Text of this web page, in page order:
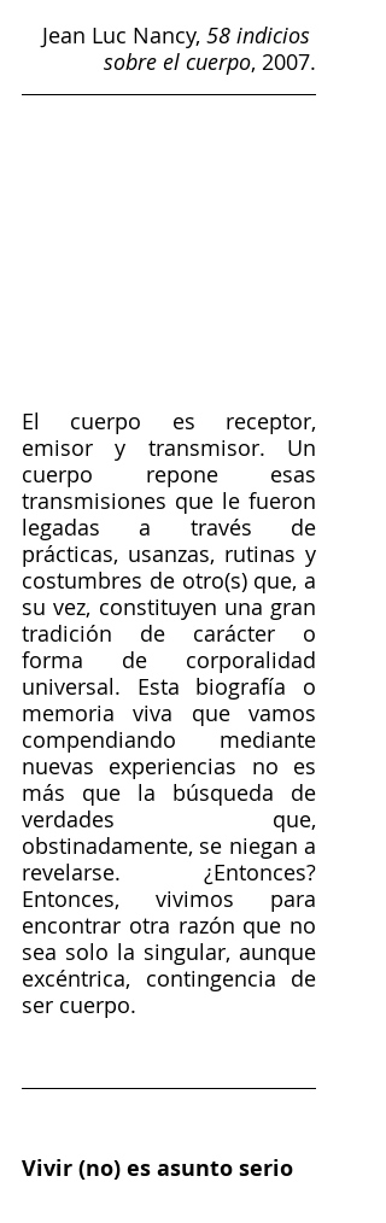
Jean Luc Nancy, 58 indicios
sobre el cuerpo, 2007.
El cuerpo es receptor,
emisor y transmisor. Un
cuerpo repone esas
transmisiones que le fueron
legadas a través de
prácticas, usanzas, rutinas y
costumbres de otro(s) que, a
su vez, constituyen una gran
tradición de carácter o
forma de corporalidad
universal. Esta biografía o
memoria viva que vamos
compendiando mediante
nuevas experiencias no es
más que la búsqueda de
verdades que,
obstinadamente, se niegan a
revelarse. ¿Entonces?
Entonces, vivimos para
encontrar otra razón que no
sea solo la singular, aunque
excéntrica, contingencia de
ser cuerpo.
Vivir (no) es asunto serio